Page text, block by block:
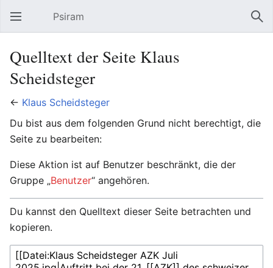
Hauptmenü öffnen Psiram
Quelltext der Seite Klaus
Scheidsteger
← Klaus Scheidsteger
Du bist aus dem folgenden Grund nicht berechtigt, die
Seite zu bearbeiten:
Diese Aktion ist auf Benutzer beschränkt, die der
Gruppe „Benutzer“ angehören.
Du kannst den Quelltext dieser Seite betrachten und
kopieren.